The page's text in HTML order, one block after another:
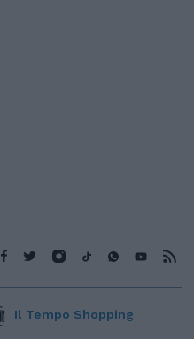
Il Tempo Shopping